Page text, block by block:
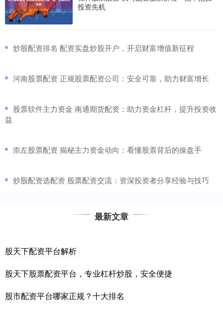
投资先机
​炒股配资排名 配资实盘炒股开户，开启财富增值新征程
​河南股票配资 正规股票配资公司：安全可靠，助力财富增长
​股票软件主力资金 南通期货配资：助力资金杠杆，提升投资收
益
​崇左股票配资 揭秘主力资金动向：看懂股票背后的操盘手
​炒股配资选配资 股票配资交流：资深投资者分享经验与技巧
最新文章
股天下配资平台解析
股天下股票配资平台，专业杠杆炒股，安全便捷
股市配资平台哪家正规？十大排名